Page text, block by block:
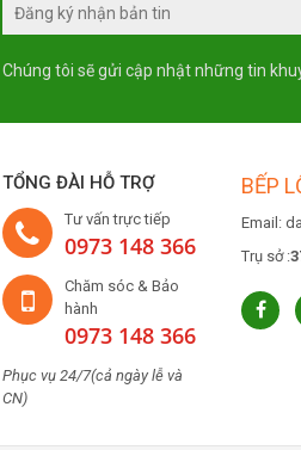
Chúng tôi sẽ gửi cập nhật những tin
TỔNG ĐÀI HỖ TRỢ
Tư vấn trực tiếp
0973 148 366
Chăm sóc & Bảo
hành
0973 148 366
Phục vụ 24/7(cả ngày lễ và
CN)
BẾP
Email:
Trụ sở :